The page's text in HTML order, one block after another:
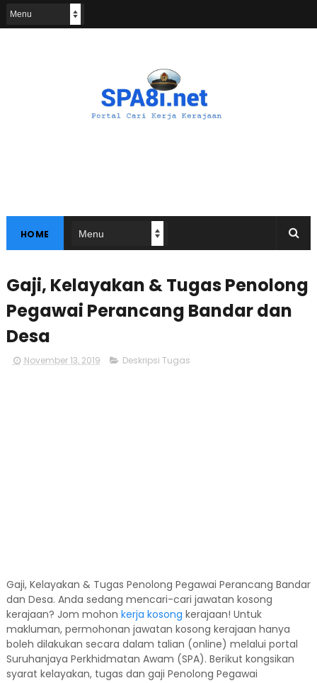
HOME
Gaji, Kelayakan & Tugas Penolong
Pegawai Perancang Bandar dan
Desa
November 13, 2019 Deskripsi Tugas
Gaji, Kelayakan & Tugas Penolong Pegawai Perancang Bandar
dan Desa. Anda sedang mencari-cari jawatan kosong
kerajaan? Jom mohon kerja kosong kerajaan! Untuk
makluman, permohonan jawatan kosong kerajaan hanya
boleh dilakukan secara dalam talian (online) melalui portal
Suruhanjaya Perkhidmatan Awam (SPA). Berikut kongsikan
syarat kelayakan, tugas dan gaji Penolong Pegawai